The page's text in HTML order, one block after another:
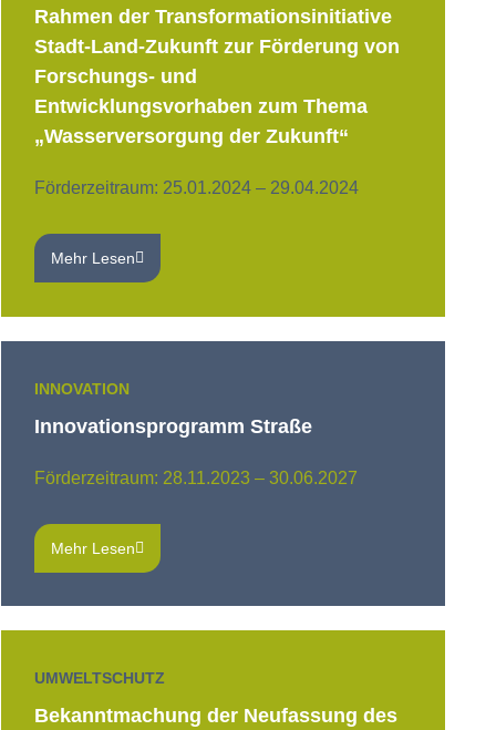
Rahmen der Transformationsinitiative
Stadt-Land-Zukunft zur Förderung von
Forschungs- und
Entwicklungsvorhaben zum Thema
„Wasserversorgung der Zukunft“
Förderzeitraum: 25.01.2024 – 29.04.2024
Mehr Lesen
INNOVATION
Innovationsprogramm Straße
Förderzeitraum: 28.11.2023 – 30.06.2027
Mehr Lesen
UMWELTSCHUTZ
Bekanntmachung der Neufassung des